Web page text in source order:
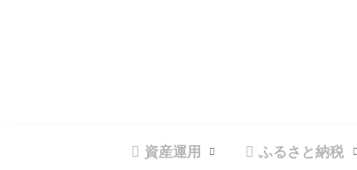
資産運用 ふるさと納税